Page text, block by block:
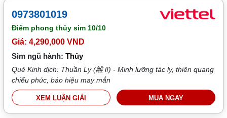
0973801019
Điểm phong thủy sim10/10
Giá: 4,290,000 VND
Sim ngũ hành:Thủy
Quẻ Kinh dịch: Thuần Ly (離 lí) - Minh lưỡng tác ly, thiên quang
chiếu phúc, báo hiệu may mắn
XEM LUẬN GIẢI MUA NGAY